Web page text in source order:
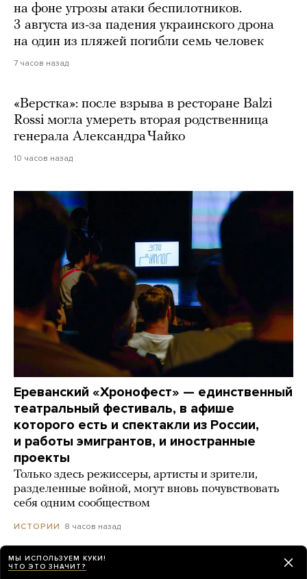
на фоне угрозы атаки беспилотников.
3 августа из-за падения украинского дрона
на один из пляжей погибли семь человек
7 часов назад
«Верстка»: после взрыва в ресторане Balzi
Rossi могла умереть вторая родственница
генерала Александра Чайко
10 часов назад
Ереванский «Хронофест» — единственный
театральный фестиваль, в афише
которого есть и спектакли из России,
и работы эмигрантов, и иностранные
проекты
Только здесь режиссеры, артисты и зрители,
разделенные войной, могут вновь почувствовать
себя одним сообществом
ИСТОРИИ 8 часов назад
В Рязани прекратили дело против
МЫ ИСПОЛЬЗУЕМ КУКИ!
ЧТО ЭТО ЗНАЧИТ?